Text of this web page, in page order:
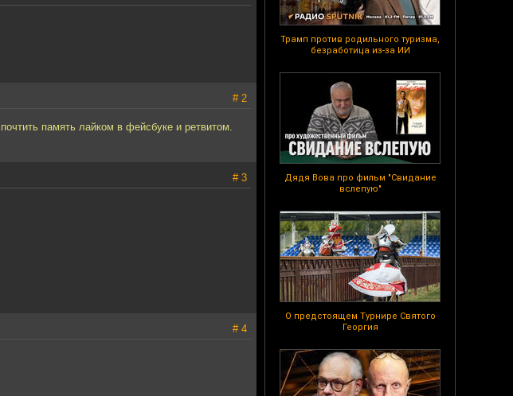
Трамп против родильного туризма,
безработица из-за ИИ
Дядя Вова про фильм "Свидание
вслепую"
О предстоящем Турнире Святого
Георгия
# 2
память лайком в фейсбуке и ретвитом.
# 3
# 4